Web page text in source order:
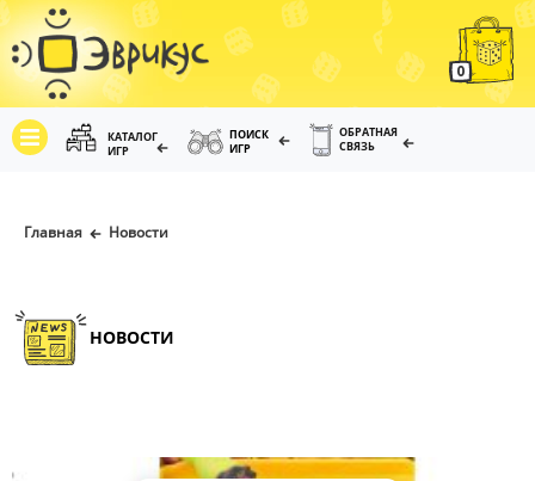
0
КАТАЛОГ
ИГР
ПОИСК
ИГР
ОБРАТНАЯ
СВЯЗЬ
Главная Новости
НОВОСТИ